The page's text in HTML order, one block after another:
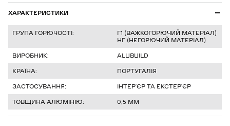
ХАРАКТЕРИСТИКИ
ГРУПА ГОРЮЧОСТІ:
Г1 (ВАЖКОГОРЮЧИЙ МАТЕРІАЛ)
НГ (НЕГОРЮЧИЙ МАТЕРІАЛ)
ВИРОБНИК:
ALUBUILD
КРАЇНА:
ПОРТУГАЛІЯ
ЗАСТОСУВАННЯ:
ІНТЕРʼЄР ТА ЕКСТЕРʼЄР
ТОВЩИНА АЛЮМІНІЮ:
0,5 ММ